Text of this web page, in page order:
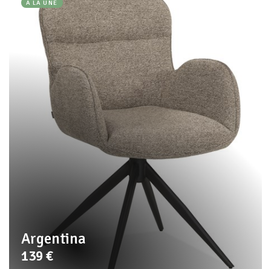
A LA UNE
Argentina
139 €